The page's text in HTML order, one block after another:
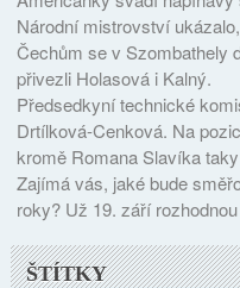
Národní mistrovství
Čechům se v Szombathely
přivezli Holasová i Kalný.
Předsedkyní technické
Drtílková-Cenková. Na
kromě Romana Slavíka
Zajímá vás, jaké bude
roky? Už 19. září
ŠTÍTKY